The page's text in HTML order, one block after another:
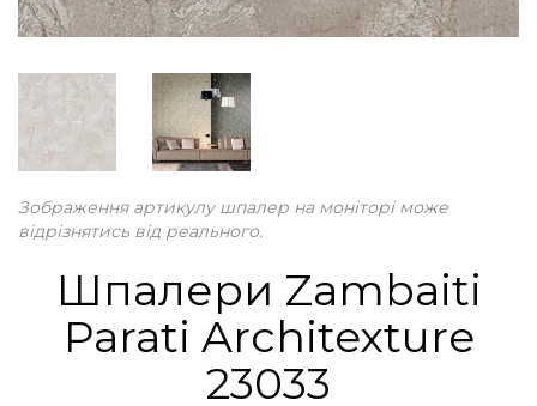
Зображення артикулу шпалер на моніторі може
відрізнятись від реального.
Шпалери Zambaiti
Parati Architexture
23033